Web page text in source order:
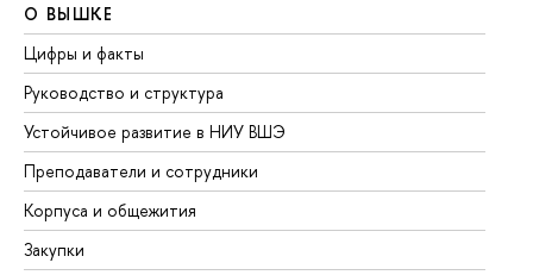
О ВЫШКЕ
Цифры и факты
Руководство и структура
Устойчивое развитие в НИУ ВШЭ
Преподаватели и сотрудники
Корпуса и общежития
Закупки